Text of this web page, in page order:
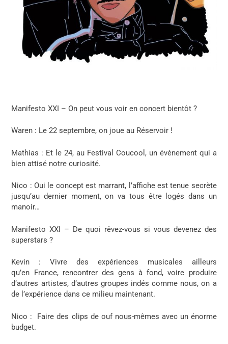
Manifesto XXI – On peut vous voir en concert bientôt ?
Waren : Le 22 septembre, on joue au Réservoir !
Mathias : Et le 24, au Festival Coucool, un évènement qui a
bien attisé notre curiosité.
Nico : Oui le concept est marrant, l’affiche est tenue secrète
jusqu’au dernier moment, on va tous être logés dans un
manoir…
Manifesto XXI – De quoi rêvez-vous si vous devenez des
superstars ?
Kevin : Vivre des expériences musicales ailleurs
qu’en France, rencontrer des gens à fond, voire produire
d’autres artistes, d’autres groupes indés comme nous, on a
de l’expérience dans ce milieu maintenant.
Nico : Faire des clips de ouf nous-mêmes avec un énorme
budget.